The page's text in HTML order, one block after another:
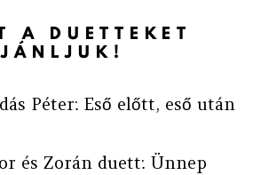
A DUETTEKET
Péter: Eső előtt, eső után
és Zorán duett: Ünnep